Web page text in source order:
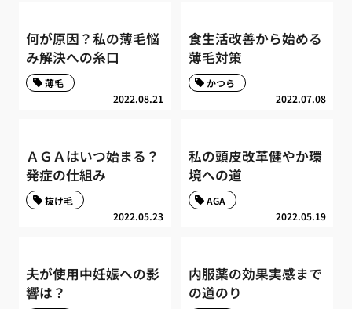
何が原因？私の薄毛悩
み解決への糸口
2022.08.21
薄毛
食生活改善から始める
薄毛対策
2022.07.08
かつら
ＡＧＡはいつ始まる？
発症の仕組み
2022.05.23
抜け毛
私の頭皮改革健やか環
境への道
2022.05.19
AGA
夫が使用中妊娠への影
響は？
内服薬の効果実感まで
の道のり